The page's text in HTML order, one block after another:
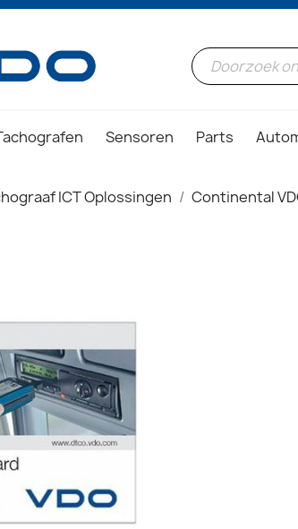
Sensoren Parts
ICT Oplossingen Continental